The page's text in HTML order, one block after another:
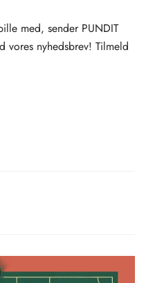
med, sender PUNDIT
vores nyhedsbrev! Tilmeld